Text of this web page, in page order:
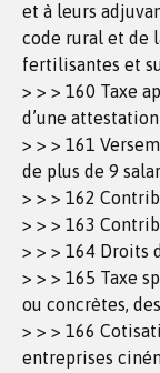
et à leurs
code rural et de
fertilisantes et
> > > 160 Taxe
d’une
> > > 161
de plus de 9
> > > 162
> > > 163
> > > 164 Droits
> > > 165 Taxe
ou concrètes,
> > > 166
entreprises